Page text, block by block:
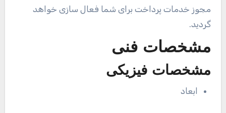
مجوز خدمات پرداخت برای شما فعال سازی خواهد
گردید.
مشخصات فنی
مشخصات فیزیکی
ابعاد